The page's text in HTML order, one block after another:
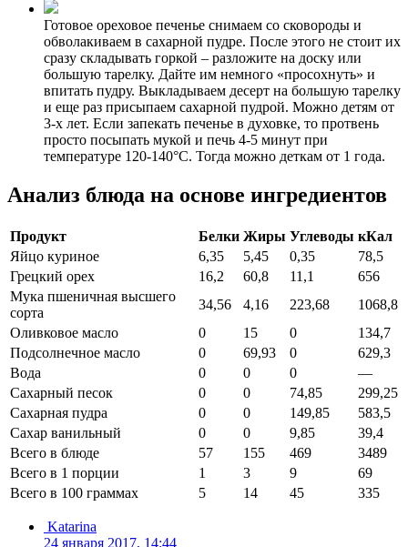
Готовое ореховое печенье снимаем со сковороды и
обволакиваем в сахарной пудре. После этого не стоит их
сразу складывать горкой – разложите на доску или
большую тарелку. Дайте им немного «просохнуть» и
впитать пудру. Выкладываем десерт на большую тарелку
и еще раз присыпаем сахарной пудрой. Можно детям от
3-х лет. Если запекать печенье в духовке, то протвень
просто посыпать мукой и печь 4-5 минут при
температуре 120-140°C. Тогда можно деткам от 1 года.
Анализ блюда на основе ингредиентов
Продукт Белки Жиры Углеводы кКал
Яйцо куриное
6,35 5,45 0,35
78,5
Грецкий орех
16,2 60,8 11,1
656
Мука пшеничная высшего
сорта
34,56 4,16 223,68
1068,8
Оливковое масло
0 15 0
134,7
Подсолнечное масло
0 69,93 0
629,3
Вода
0 0 0
—
Сахарный песок
0 0 74,85
299,25
Сахарная пудра
0 0 149,85
583,5
Сахар ванильный
0 0 9,85
39,4
Всего в блюде
57 155 469
3489
Всего в 1 порции
1 3 9
69
Всего в 100 граммах
5 14 45 335
Katarina
24 января 2017, 14:44